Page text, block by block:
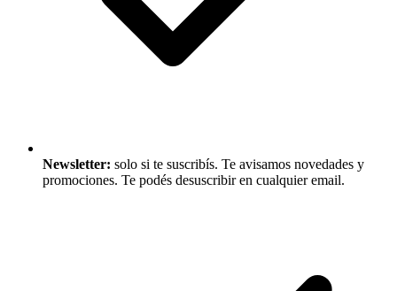
Newsletter: solo si te suscribís. Te avisamos novedades y
promociones. Te podés desuscribir en cualquier email.